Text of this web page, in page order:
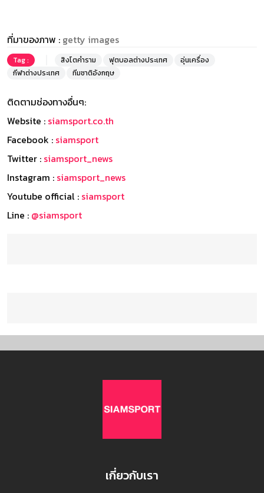
ที่มาของภาพ : getty images
Tag : สิงโตคำราม ฟุตบอลต่างประเทศ
อุ่นเครื่อง
กีฬาต่างประเทศ
ทีมชาติอังกฤษ
ติดตามช่องทางอื่นๆ:
Website : siamsport.co.th
Facebook : siamsport
Twitter : siamsport_news
Instagram : siamsport_news
Youtube official : siamsport
Line : @siamsport
เกี่ยวกับเรา